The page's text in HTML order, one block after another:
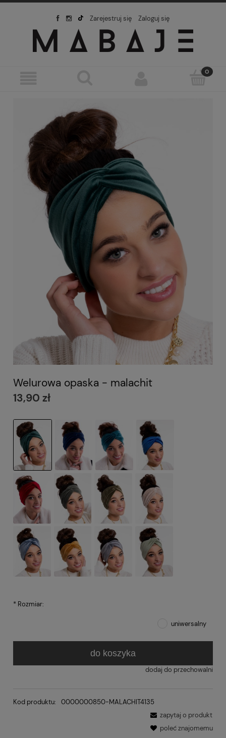
Zarejestruj się Zaloguj się
Welurowa opaska - malachit
13,90 zł
* Rozmiar:
uniwersalny
do koszyka
dodaj do przechowalni
Kod produktu:
0000000850-MALACHIT4135
zapytaj o produkt
poleć znajomemu